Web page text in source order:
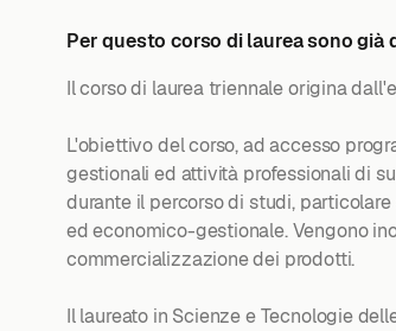
Per questo corso di laurea sono
Il corso di laurea triennale origina
L'obiettivo del corso, ad accesso
gestionali ed attività professionali di
durante il percorso di studi,
ed economico-gestionale. Vengono
commercializzazione dei prodotti.
Il laureato in Scienze e Tecnologie